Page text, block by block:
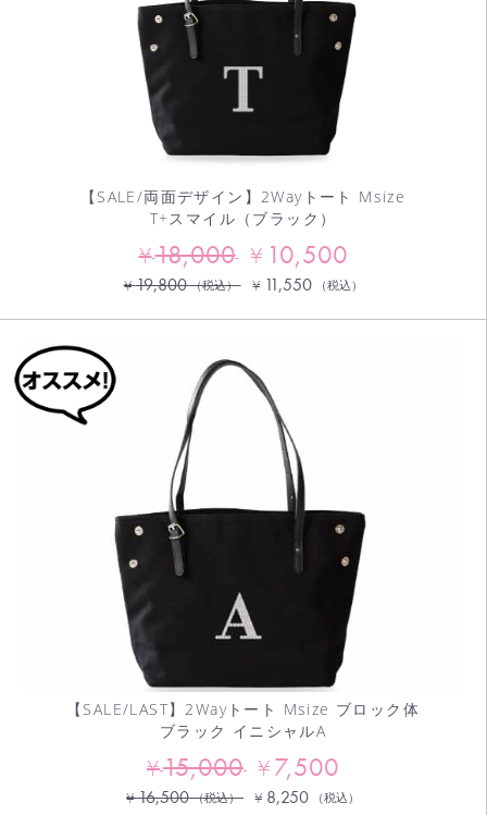
【SALE/両面デザイン】2Wayトート Msize
T+スマイル（ブラック）
¥18,000 ¥ 10,500
¥19,800 （税込） ¥ 11,550 （税込）
【SALE/LAST】2Wayトート Msize ブロック体
ブラック イニシャルA
¥15,000 ¥7,500
¥16,500 （税込） ¥ 8,250 （税込）